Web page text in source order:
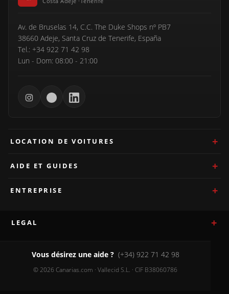
Av. de Bruselas 14, C.C. The Duke Shops nº PB7
38660 Adeje, Santa Cruz de Tenerife, España
Tel.: +34 922 71 42 98
Lun - Dom: 08:00 - 21:00
LOCATION DE VOITURES
AIDE ET GUIDES
ENTREPRISE
LEGAL
Vous désirez une aide ? (+34) 922 71 42 98
© 2026 Canarias.com · Vallecid S.L. · CIF B38060786